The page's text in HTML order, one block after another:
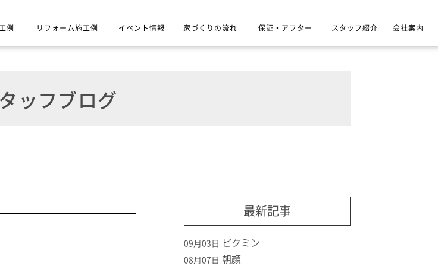
例 リフォーム施工例 イベント情報 家づくりの流れ 保証・アフター スタッフ紹介 会社案内
ッフブログ
最新記事
09月03日 ピクミン
08月07日 朝顔